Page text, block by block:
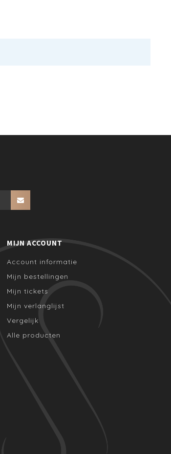
MIJN ACCOUNT
Account informatie
Mijn bestellingen
Mijn tickets
Mijn verlanglijst
Vergelijk
Alle producten